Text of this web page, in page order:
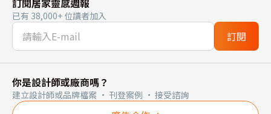
訂閱居家靈感週報
已有 38,000+ 位讀者加入
訂閱
你是設計師或廠商嗎？
建立設計師或品牌檔案 · 刊登案例 · 接受諮詢